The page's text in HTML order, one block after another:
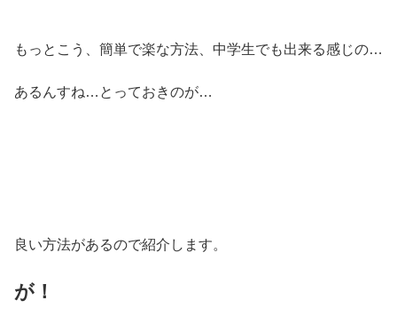
もっとこう、簡単で楽な方法、中学生でも出来る感じの…
あるんすね…とっておきのが…
良い方法があるので紹介します。
が！